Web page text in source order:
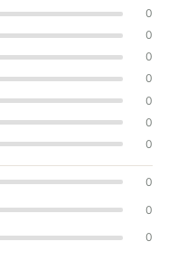
0
0
0
0
0
0
0
0
0
0